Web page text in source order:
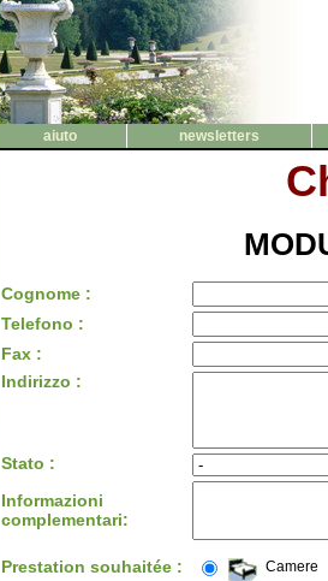
aiuto
newsletters
Cognome :
Telefono :
Fax :
Indirizzo :
Stato :
Informazioni
complementari:
Prestation souhaitée : Camere